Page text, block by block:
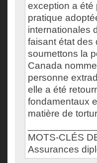
exception a été
pratique
internationales
faisant état des
soumettons la
Canada
personne
elle a été
fondamentaux
matière de
MOTS-CLÉS
Assurances